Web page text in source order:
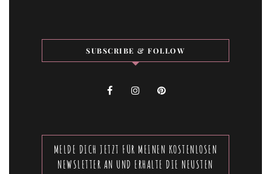
SUBSCRIBE & FOLLOW
MELDE DICH JETZT FÜR MEINEN KOSTENLOSEN
NEWSLETTER AN UND ERHALTE DIE NEUSTEN